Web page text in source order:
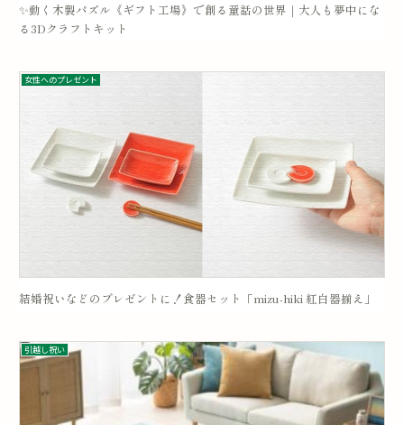
✨動く木製パズル《ギフト工場》で創る童話の世界｜大人も夢中にな
る3Dクラフトキット
女性へのプレゼント
結婚祝いなどのプレゼントに！食器セット「mizu-hiki 紅白器揃え」
引越し祝い